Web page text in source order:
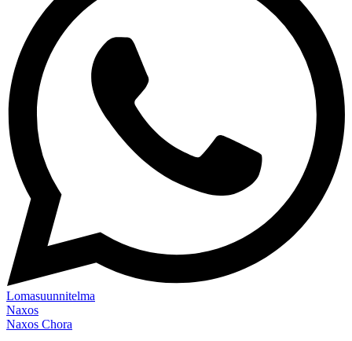
Lomasuunnitelma
Naxos
Naxos Chora